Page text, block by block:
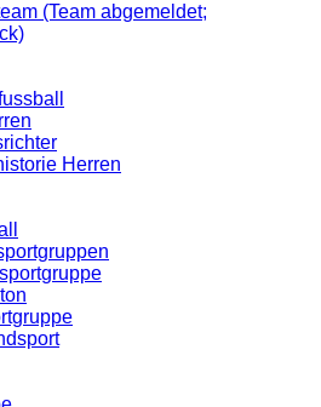
(Team abgemeldet;
Herren